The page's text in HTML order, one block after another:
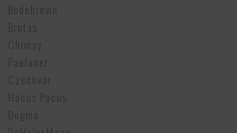
Bodebrown
Brotas
Chimay
Paulaner
Czechvar
Hocus Pocus
Dogma